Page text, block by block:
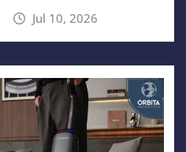
Jul 10, 2026